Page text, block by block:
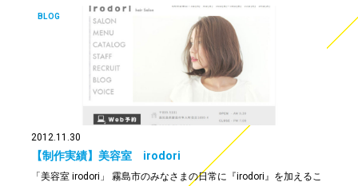
2012.11.30
【制作実績】美容室 irodori
「美容室 irodori」 霧島市のみなさまの日常に『irodori』を加えるこ
BLOG